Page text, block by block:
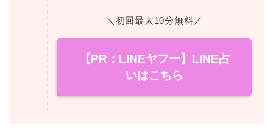
＼初回最大10分無料／
【PR：LINEヤフー】LINE占
いはこちら